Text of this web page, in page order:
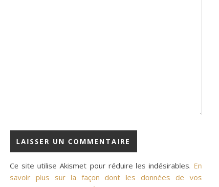
Ce site utilise Akismet pour réduire les indésirables. En
savoir plus sur la façon dont les données de vos